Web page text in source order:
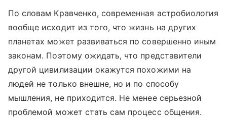
По словам Кравченко, современная астробиология
вообще исходит из того, что жизнь на других
планетах может развиваться по совершенно иным
законам. Поэтому ожидать, что представители
другой цивилизации окажутся похожими на
людей не только внешне, но и по способу
мышления, не приходится. Не менее серьезной
проблемой может стать сам процесс общения.